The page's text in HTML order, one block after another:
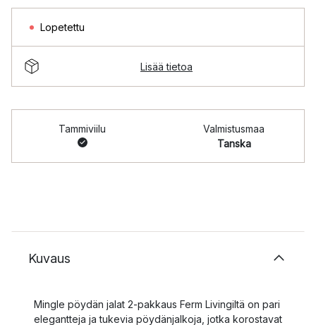
Lopetettu
Lisää tietoa
Tammiviilu
Valmistusmaa
Tanska
Kuvaus
Mingle pöydän jalat 2-pakkaus Ferm Livingiltä on pari
elegantteja ja tukevia pöydänjalkoja, jotka korostavat